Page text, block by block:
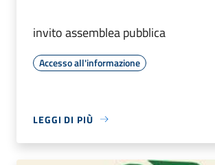
invito assemblea pubblica
Accesso all'informazione
LEGGI DI PIÙ